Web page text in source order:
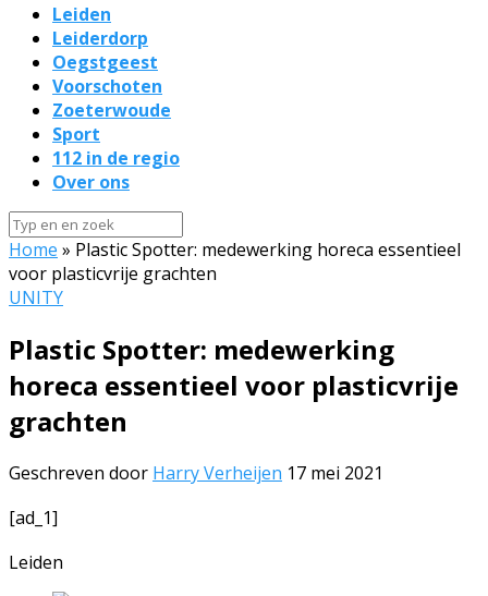
Leiden
Leiderdorp
Oegstgeest
Voorschoten
Zoeterwoude
Sport
112 in de regio
Over ons
Home » Plastic Spotter: medewerking horeca essentieel
voor plasticvrije grachten
UNITY
Plastic Spotter: medewerking
horeca essentieel voor plasticvrije
grachten
Geschreven door Harry Verheijen 17 mei 2021
[ad_1]
Leiden